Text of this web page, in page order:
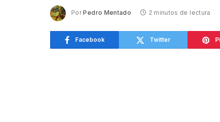
Por Pedro Mentado 2 minutos de lectura
Facebook Twitter